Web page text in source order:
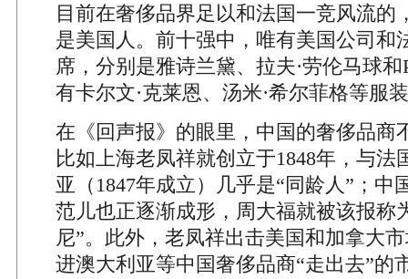
目前在奢侈品界足以和法国一竞风流的
是美国人。前十强中，唯有美国公司和
席，分别是雅诗兰黛、拉夫·劳伦马球
有卡尔文·克莱恩、汤米·希尔菲格等服
在《回声报》的眼里，中国的奢侈品商
比如上海老凤祥就创立于1848年，与法
亚（1847年成立）几乎是“同龄人”；中
范儿也正逐渐成形，周大福就被该报称
尼”。此外，老凤祥出击美国和加拿大
进澳大利亚等中国奢侈品商“走出去”的